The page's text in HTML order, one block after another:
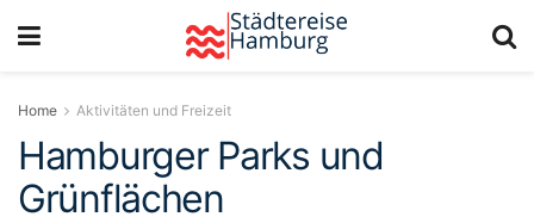
Home Aktivitäten und Freizeit
Hamburger Parks und
Grünflächen